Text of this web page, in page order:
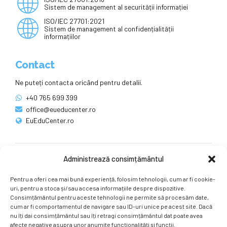
Administrează consimțământul
Pentru a oferi cea mai bună experiență, folosim tehnologii, cum ar fi cookie-
uri, pentru a stoca și/sau accesa informațiile despre dispozitive.
Consimțământul pentru aceste tehnologii ne permite să procesăm date,
cum ar fi comportamentul de navigare sau ID-uri unice pe acest site. Dacă
nu îți dai consimțământul sau îți retragi consimțământul dat poate avea
afecte negative asupra unor anumite funcționalități și funcții.
Sistem de management al securității informației
ISO/IEC 27701:2021
Sistem de management al confidențialității
informațiilor
Contact
Ne puteți contacta oricând pentru detalii.
+40 765 699 399
office@eueducenter.ro
EuEduCenter.ro
Ne puteți găsi și pe rețelele sociale.